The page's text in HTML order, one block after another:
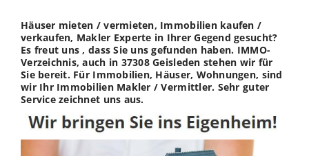
Häuser mieten / vermieten, Immobilien kaufen /
verkaufen, Makler Experte in Ihrer Gegend gesucht?
Es freut uns , dass Sie uns gefunden haben. IMMO-
Verzeichnis, auch in 37308 Geisleden stehen wir für
Sie bereit. Für Immobilien, Häuser, Wohnungen, sind
wir Ihr Immobilien Makler / Vermittler. Sehr guter
Service zeichnet uns aus.